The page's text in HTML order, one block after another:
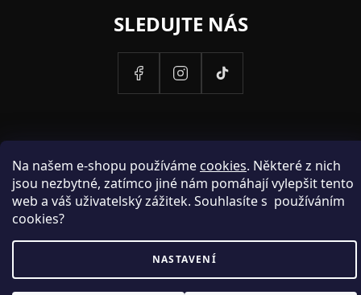
Na našem e-shopu používáme cookies. Některé z nich
jsou nezbytné, zatímco jiné nám pomáhají vylepšit tento
web a váš uživatelský zážitek. Souhlasíte s používáním
cookies?
NASTAVENÍ
SLEDUJTE NÁS
PROVOZOVATELEM STRANEK HOSH.CZ JE SPOLECNOST PAK
FASHION S.R.O., IC: 25774701.